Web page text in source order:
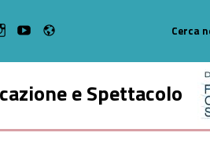
e Spettacolo
35545-52
#link-menu-primary-78705-63
on Twitter
WebMan on Instagram
WebMan on Youtube